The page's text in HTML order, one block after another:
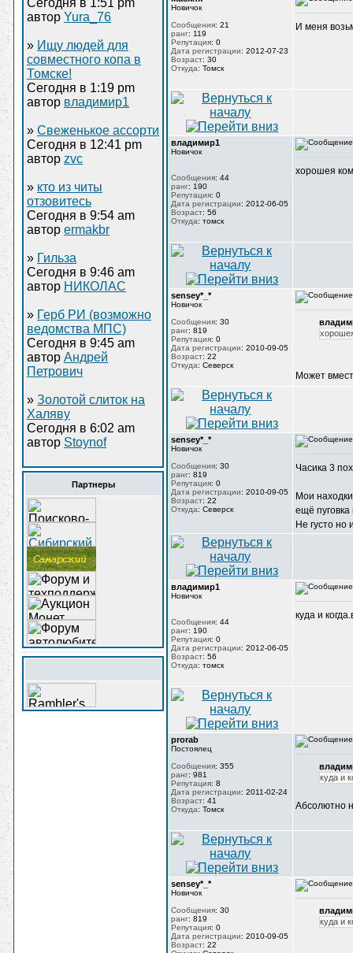
Сегодня в 1:51 pm
автор Yura_76
» Ищу людей для
совместного копа в
Томске!
Сегодня в 1:19 pm
автор владимир1
» Свеженькое ассорти
Сегодня в 12:41 pm
автор zvc
» кто из читы
отзовитесь
Сегодня в 9:54 am
автор ermakbr
» Гильза
Сегодня в 9:46 am
автор НИКОЛАС
» Герб РИ (возможно
ведомства МПС)
Сегодня в 9:45 am
автор Андрей
Петрович
» Золотой слиток на
Халяву
Сегодня в 6:02 am
автор Stoynof
Партнеры
Новичок
Сообщения: 21
ранг: 119
Репутация: 0
Дата регистрации: 2012-07-23
Возраст: 30
Откуда: Томск
И меня
владимир1
Новичок
Сообщения: 44
ранг: 190
Репутация: 0
Дата регистрации: 2012-06-05
Возраст: 56
Откуда: томск
хорошея
sensey*_*
Новичок
Сообщения: 30
ранг: 819
Репутация: 0
Дата регистрации: 2010-09-05
Возраст: 22
Откуда: Северск
Может
sensey*_*
Новичок
Сообщения: 30
ранг: 819
Репутация: 0
Дата регистрации: 2010-09-05
Возраст: 22
Откуда: Северск
Часика 3
Мои
ещё пуговка
Не густо но
владимир1
Новичок
Сообщения: 44
ранг: 190
Репутация: 0
Дата регистрации: 2012-06-05
Возраст: 56
Откуда: томск
куда и
prorab
Постоялец
Сообщения: 355
ранг: 981
Репутация: 8
Дата регистрации: 2011-02-24
Возраст: 41
Откуда: Томск
куда и
Абсолютно
sensey*_*
Новичок
Сообщения: 30
ранг: 819
Репутация: 0
Дата регистрации: 2010-09-05
Возраст: 22
куда и